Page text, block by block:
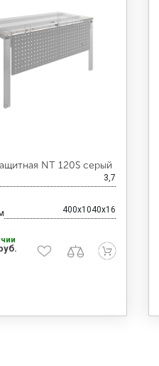
NT 120S серый
3,7
400x1040x16